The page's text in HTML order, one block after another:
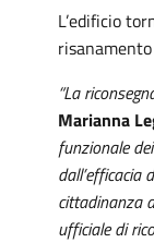
L’edificio
“La
Marianna
funzionale
cittadinanza
ufficiale di